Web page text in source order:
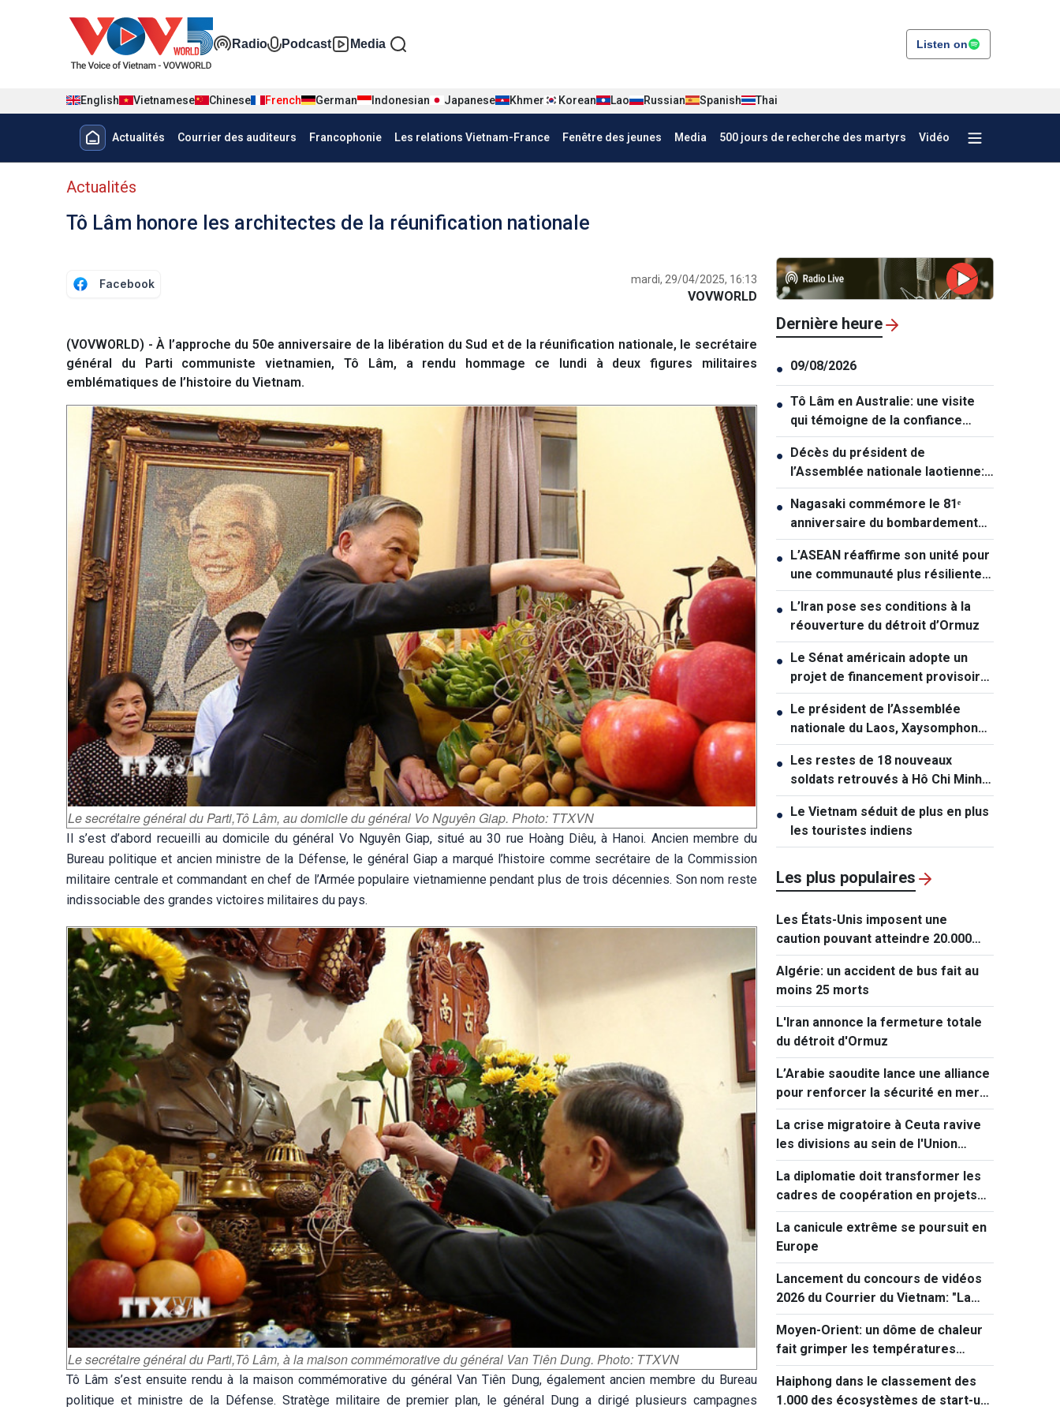
Đa phương tiện tiếng Pháp
Radio Podcast Media Listen on
English Vietnamese Chinese French German Indonesian Japanese Khmer Korean Lao Russian Spanish Thai
Menu trang chủ tiếng Pháp
Actualités Courrier des auditeurs Francophonie Les relations Vietnam-France Fenêtre des jeunes Media 500 jours de recherche des martyrs Vidéo
menu phụ tiếng Pháp
Actualités
Tô Lâm honore les architectes de la réunification nationale
Facebook mardi, 29/04/2025, 16:13
VOVWORLD
(VOVWORLD) - À l’approche du 50e anniversaire de la libération du Sud et de la réunification nationale, le secrétaire
général du Parti communiste vietnamien, Tô Lâm, a rendu hommage ce lundi à deux figures militaires
emblématiques de l’histoire du Vietnam.
Le secrétaire général du Parti,Tô Lâm, au domicile du général Vo Nguyên Giap. Photo: TTXVN
Il s’est d’abord recueilli au domicile du général Vo Nguyên Giap, situé au 30 rue Hoàng Diêu, à Hanoi. Ancien membre du
Bureau politique et ancien ministre de la Défense, le général Giap a marqué l’histoire comme secrétaire de la Commission
militaire centrale et commandant en chef de l’Armée populaire vietnamienne pendant plus de trois décennies. Son nom reste
indissociable des grandes victoires militaires du pays.
Le secrétaire général du Parti,Tô Lâm, à la maison commémorative du général Van Tiên Dung. Photo: TTXVN
Tô Lâm s’est ensuite rendu à la maison commémorative du général Van Tiên Dung, également ancien membre du Bureau
politique et ministre de la Défense. Stratège militaire de premier plan, le général Dung a dirigé plusieurs campagnes
Dernière heure
● 09/08/2026
● Tô Lâm en Australie: une visite
qui témoigne de la confiance
croissante entre les deux pays
● Décès du président de
l’Assemblée nationale laotienne:
deux jours de deuil national au
Vietnam
● Nagasaki commémore le 81ᵉ
anniversaire du bombardement
atomique
● L’ASEAN réaffirme son unité pour
une communauté plus résiliente
et durable
● L’Iran pose ses conditions à la
réouverture du détroit d’Ormuz
● Le Sénat américain adopte un
projet de financement provisoire
et écarte le risque de «shutdown»
● Le président de l’Assemblée
nationale du Laos, Xaysomphone
Phomvihane, est décédé
● Les restes de 18 nouveaux
soldats retrouvés à Hô Chi Minh-
Ville
● Le Vietnam séduit de plus en plus
les touristes indiens
Les plus populaires
Les États-Unis imposent une
caution pouvant atteindre 20.000
dollars pour les demandes de visa
de ressortissants de 50 pays
Algérie: un accident de bus fait au
moins 25 morts
L'Iran annonce la fermeture totale
du détroit d'Ormuz
L’Arabie saoudite lance une alliance
pour renforcer la sécurité en mer
Rouge
La crise migratoire à Ceuta ravive
les divisions au sein de l'Union
européenne
La diplomatie doit transformer les
cadres de coopération en projets
concrets
La canicule extrême se poursuit en
Europe
Lancement du concours de vidéos
2026 du Courrier du Vietnam: "La
paix et la jeunesse"
Moyen-Orient: un dôme de chaleur
fait grimper les températures
jusqu'à 50°C
Haiphong dans le classement des
1.000 des écosystèmes de start-up